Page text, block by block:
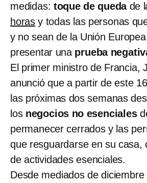
medidas: toque de quedade
horas y todas las personas
y no sean de la Unión
presentar una prueba
El primer ministro de Francia,
anunció que a partir de este
las próximas dos semanas
los negocios no esenciales
permanecer cerrados y las
que resguardarse en su casa,
de actividades esenciales.
Desde mediados de